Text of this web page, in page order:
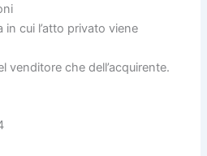
in cui l’atto privato viene
venditore che dell’acquirente.